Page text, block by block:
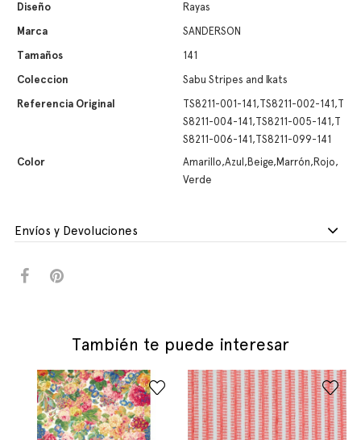
Diseño
Rayas
Marca
SANDERSON
Tamaños
141
Coleccion
Sabu Stripes and Ikats
Referencia Original
TS8211-001-141,TS8211-002-141,T
S8211-004-141,TS8211-005-141,T
S8211-006-141,TS8211-099-141
Color
Amarillo,Azul,Beige,Marrón,Rojo,
Verde
Envíos y Devoluciones
También te puede interesar